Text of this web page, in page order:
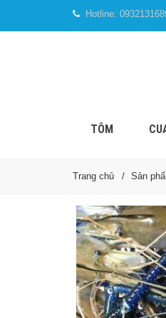
Hotline:
TÔM
Trang chủ Sản